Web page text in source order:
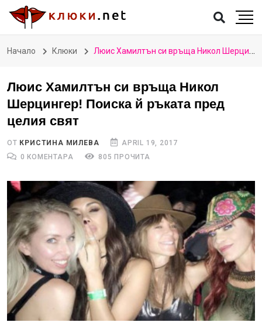
Начало Клюки Люис Хамилтън си връща Никол Шерцингер! Поиска й ръката пред целия свят
Люис Хамилтън си връща Никол
Шерцингер! Поиска й ръката пред
целия свят
ОТ КРИСТИНА МИЛЕВА
APRIL 19, 2017
0 КОМЕНТАРА
805 ПРОЧИТА